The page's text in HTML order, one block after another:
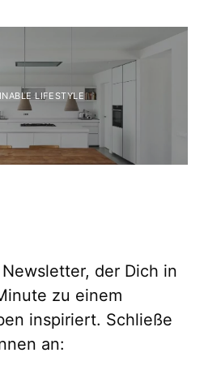
LIFESTYLE
der Dich in
zu einem
inspiriert. Schließe
an: